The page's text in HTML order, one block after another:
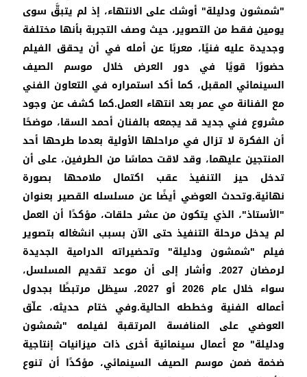
"شمشون ودليلة" أوشك على الانتهاء، إذ لم يتبقَّ سوى
يومين فقط من التصوير، حيث وصف التجربة بأنها مختلفة
وجديدة عليه فنيًا، معربًا عن أمله في أن يحقق الفيلم
حضورًا قويًا في دور العرض خلال موسم الصيف
السينمائي المقبل، كما أكد استمراره في التعاون الفني
مع الفنانة مي عمر بعد انتهاء العمل.كما كشف عن وجود
مشروع فني جديد قد يجمعه بالفنان أحمد السقا، موضحًا
أن الفكرة لا تزال في مراحلها الأولية بعدما طرحها أحد
المنتجين عليهما، وقد لاقت حماسًا من الطرفين، على أن
تدخل حيز التنفيذ عقب اكتمال ملامحها بصورة
نهائية.وتحدث العوضي أيضًا عن مسلسله القصير بعنوان
"الأستاذ"، الذي يتكون من عشر حلقات، مؤكدًا أن العمل
لم يدخل مرحلة التنفيذ حتى الآن بسبب انشغاله بتصوير
فيلم "شمشون ودليلة" وتحضيراته الدرامية الجديدة
لرمضان 2027. وأشار إلى أن موعد تقديم المسلسل،
سواء خلال عام 2026 أو 2027، سيظل مرتبطًا بجدول
أعماله الفنية وخططه الحالية.وفي ختام حديثه، علّق
العوضي على المنافسة المرتقبة لفيلمه "شمشون
ودليلة" مع أعمال سينمائية أخرى ذات ميزانيات إنتاجية
ضخمة ضمن موسم الصيف السينمائي، مؤكدًا أن تنوع